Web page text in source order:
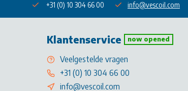
+31 (0) 10 304 66 00 info@vescoil.com
Klantenservice now opened
Veelgestelde vragen
+31 (0) 10 304 66 00
info@vescoil.com